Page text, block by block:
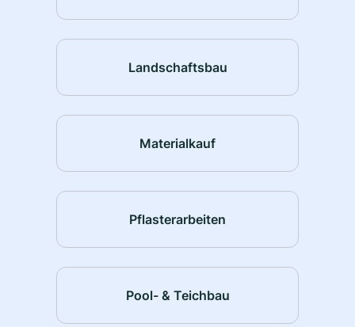
Landschaftsbau
Materialkauf
Pflasterarbeiten
Pool- & Teichbau